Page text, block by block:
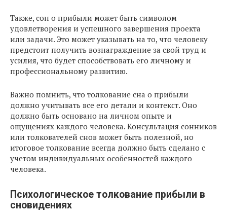
Также, сон о прибыли может быть символом
удовлетворения и успешного завершения проекта
или задачи. Это может указывать на то, что человеку
предстоит получить вознаграждение за свой труд и
усилия, что будет способствовать его личному и
профессиональному развитию.
Важно помнить, что толкование сна о прибыли
должно учитывать все его детали и контекст. Оно
должно быть основано на личном опыте и
ощущениях каждого человека. Консультация сонников
или толкователей снов может быть полезной, но
итоговое толкование всегда должно быть сделано с
учетом индивидуальных особенностей каждого
человека.
Психологическое толкование прибыли в
сновидениях